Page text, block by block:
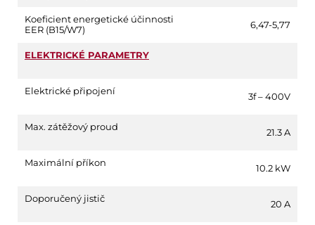
Koeficient energetické účinnosti
EER (B15/W7)
6,47-5,77
ELEKTRICKÉ PARAMETRY
Elektrické připojení 3f – 400V
Max. zátěžový proud 21.3 A
Maximální příkon 10.2 kW
Doporučený jistič 20 A